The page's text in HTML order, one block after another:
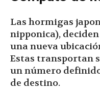
Las hormigas
nipponica),
una nueva
Estas transportan
un número
de destino.